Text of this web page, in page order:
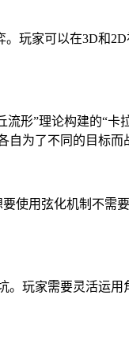
。玩家可以在3D和
形”理论构建的“卡
为了不同的目标而
使用弦化机制不需
。玩家需要灵活运用